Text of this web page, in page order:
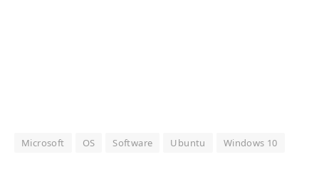
Microsoft OS Software Ubuntu Windows 10